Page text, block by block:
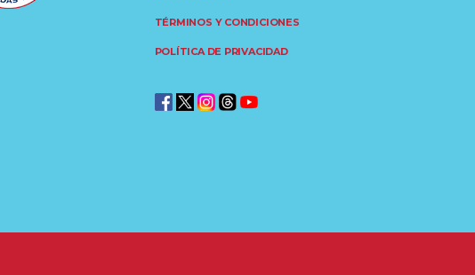
TÉRMINOS Y CONDICIONES
POLÍTICA DE PRIVACIDAD